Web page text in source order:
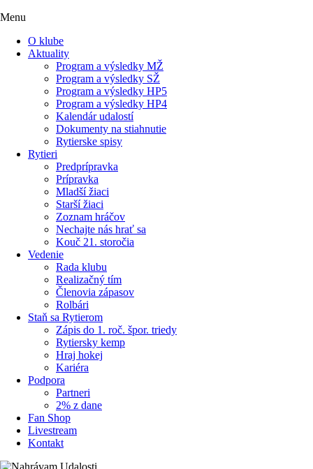
Menu
O klube
Aktuality
Program a výsledky MŽ
Program a výsledky SŽ
Program a výsledky HP5
Program a výsledky HP4
Kalendár udalostí
Dokumenty na stiahnutie
Rytierske spisy
Rytieri
Predprípravka
Prípravka
Mladší žiaci
Starší žiaci
Zoznam hráčov
Nechajte nás hrať sa
Kouč 21. storočia
Vedenie
Rada klubu
Realizačný tím
Členovia zápasov
Rolbári
Staň sa Rytierom
Zápis do 1. roč. špor. triedy
Rytiersky kemp
Hraj hokej
Kariéra
Podpora
Partneri
2% z dane
Fan Shop
Livestream
Kontakt